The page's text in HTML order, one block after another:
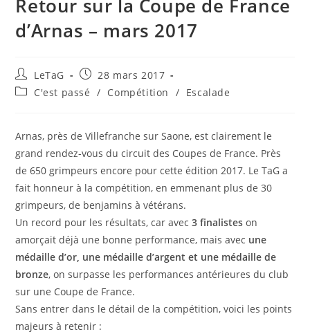
Retour sur la Coupe de France
d’Arnas – mars 2017
LeTaG
28 mars 2017
C'est passé / Compétition / Escalade
Arnas, près de Villefranche sur Saone, est clairement le
grand rendez-vous du circuit des Coupes de France. Près
de 650 grimpeurs encore pour cette édition 2017. Le TaG a
fait honneur à la compétition, en emmenant plus de 30
grimpeurs, de benjamins à vétérans.
Un record pour les résultats, car avec3 finalistes on
amorçait déjà une bonne performance, mais avec une
médaille d’or, une médaille d’argent et une médaille de
bronze, on surpasse les performances antérieures du club
sur une Coupe de France.
Sans entrer dans le détail de la compétition, voici les points
majeurs à retenir :